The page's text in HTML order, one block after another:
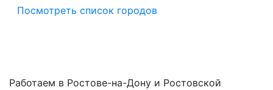
Посмотреть список городов
Работаем в Ростове-на-Дону и Ростовской